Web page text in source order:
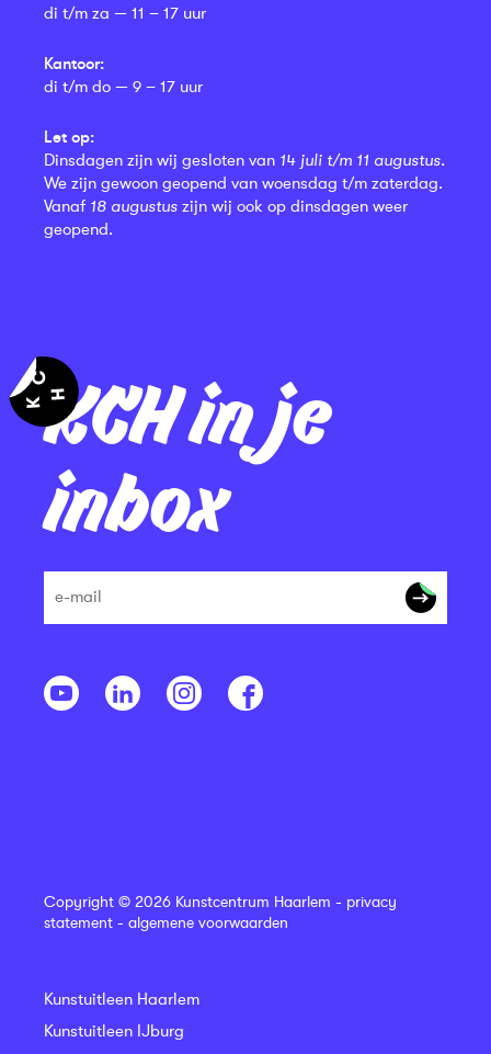
KCH in je
inbox
di t/m za — 11 – 17 uur
Kantoor:
di t/m do — 9 – 17 uur
Let op:
Dinsdagen zijn wij gesloten van 14 juli t/m 11 augustus.
We zijn gewoon geopend van woensdag t/m zaterdag.
Vanaf 18 augustus zijn wij ook op dinsdagen weer
geopend.
Copyright © 2026 Kunstcentrum Haarlem - privacy
statement - algemene voorwaarden
Kunstuitleen Haarlem
Kunstuitleen IJburg